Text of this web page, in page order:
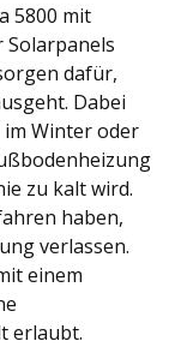
5800 mit
Solarpanels
dafür,
Dabei
Winter oder
zu kalt wird.
haben,
verlassen.
einem
erlaubt.